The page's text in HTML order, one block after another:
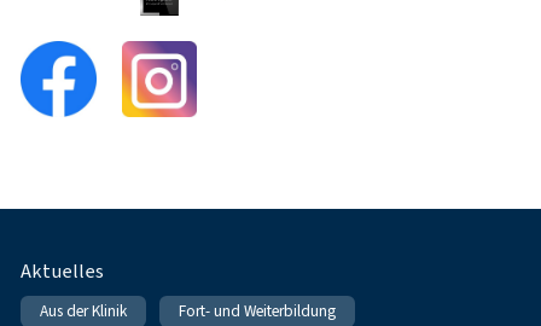
Fußnavigation
Aktuelles
Aus der Klinik Fort- und Weiterbildung